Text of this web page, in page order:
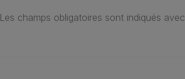
Les champs obligatoires sont indiqués avec